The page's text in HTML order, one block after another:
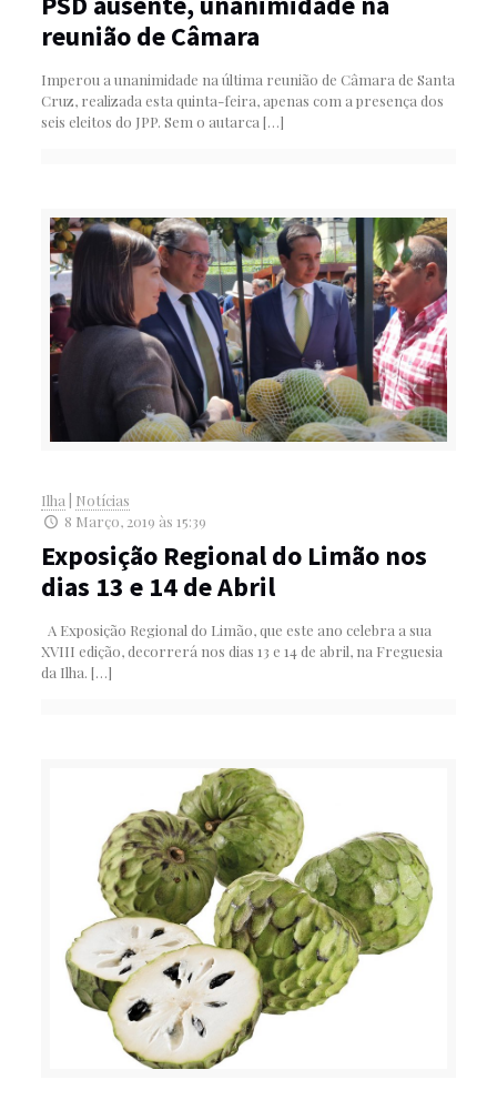
reunião de Câmara
Imperou a unanimidade na última reunião de Câmara de Santa
Cruz, realizada esta quinta-feira, apenas com a presença dos
seis eleitos do JPP. Sem o autarca[…]
Ilha
Notícias
8 Março, 2019 às 15:39
Exposição Regional do Limão nos
dias 13 e 14 de Abril
A Exposição Regional do Limão, que este ano celebra a sua
XVIII edição, decorrerá nos dias 13 e 14 de abril, na Freguesia
da Ilha. […]